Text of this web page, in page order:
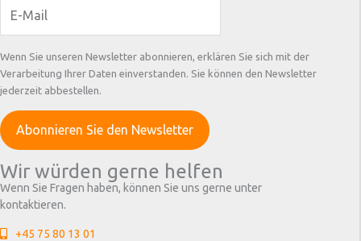
Wenn Sie unseren Newsletter abonnieren, erklären Sie sich mit der
Verarbeitung Ihrer Daten einverstanden. Sie können den Newsletter
jederzeit abbestellen.
Wir würden gerne helfen
Wenn Sie Fragen haben, können Sie uns gerne unter
kontaktieren.
+45 75 80 13 01